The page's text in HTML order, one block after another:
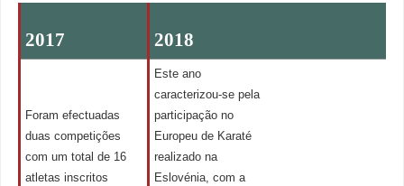
2017 2018
Foram efectuadas
duas competições
com um total de 16
atletas inscritos
Este ano
caracterizou-se pela
participação no
Europeu de Karaté
realizado na
Eslovénia, com a